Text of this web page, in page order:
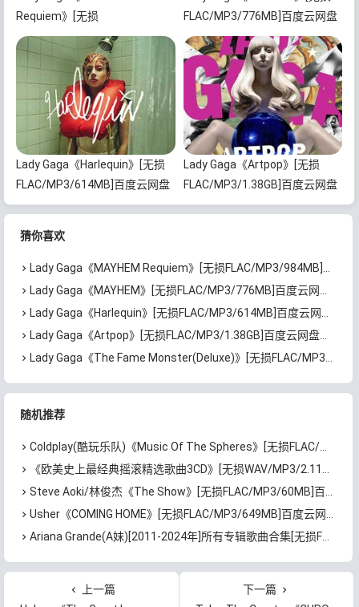
Requiem》[无损
FLAC/MP3/984MB]百度云网盘
下载
FLAC/MP3/776MB]百度云网盘
下载
Lady Gaga《Harlequin》[无损
FLAC/MP3/614MB]百度云网盘
下载
Lady Gaga《Artpop》[无损
FLAC/MP3/1.38GB]百度云网盘
下载
猜你喜欢
Lady Gaga《MAYHEM Requiem》[无损FLAC/MP3/984MB]百度云网盘下载
Lady Gaga《MAYHEM》[无损FLAC/MP3/776MB]百度云网盘下载
Lady Gaga《Harlequin》[无损FLAC/MP3/614MB]百度云网盘下载
Lady Gaga《Artpop》[无损FLAC/MP3/1.38GB]百度云网盘下载
Lady Gaga《The Fame Monster(Deluxe)》[无损FLAC/MP3/1.34GB]百度云网盘下载
随机推荐
Coldplay(酷玩乐队)《Music Of The Spheres》[无损FLAC/MP3/560MB]百度云网盘下载
《欧美史上最经典摇滚精选歌曲3CD》[无损WAV/MP3/2.11GB]百度云网盘下载
Steve Aoki/林俊杰《The Show》[无损FLAC/MP3/60MB]百度云网盘下载
Usher《COMING HOME》[无损FLAC/MP3/649MB]百度云网盘下载
Ariana Grande(A妹)[2011-2024年]所有专辑歌曲合集[无损FLAC/MP3/10.17GB]百度云网盘下载
上一篇
下一篇